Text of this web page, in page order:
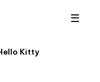
☰
Kitty